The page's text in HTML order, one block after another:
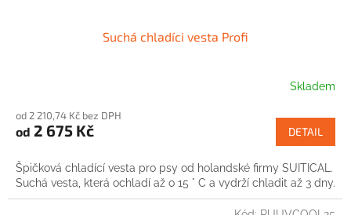
Suchá chladíci vesta Profi
Skladem
od 2 210,74 Kč bez DPH
od 2 675 Kč DETAIL
Špičková chladící vesta pro psy od holandské firmy SUITICAL.
Suchá vesta, která ochladí až o 15 ° C a vydrží chladit až 3 dny.